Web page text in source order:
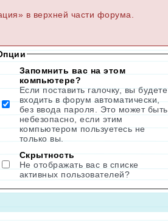
в верхней части форума.
Запомнить вас на этом
компьютере?
Если поставить галочку, вы будете
входить в форум автоматически,
без ввода пароля. Это может быть
небезопасно, если этим
компьютером пользуетесь не
только вы.
Скрытность
Не отображать вас в списке
активных пользователей?